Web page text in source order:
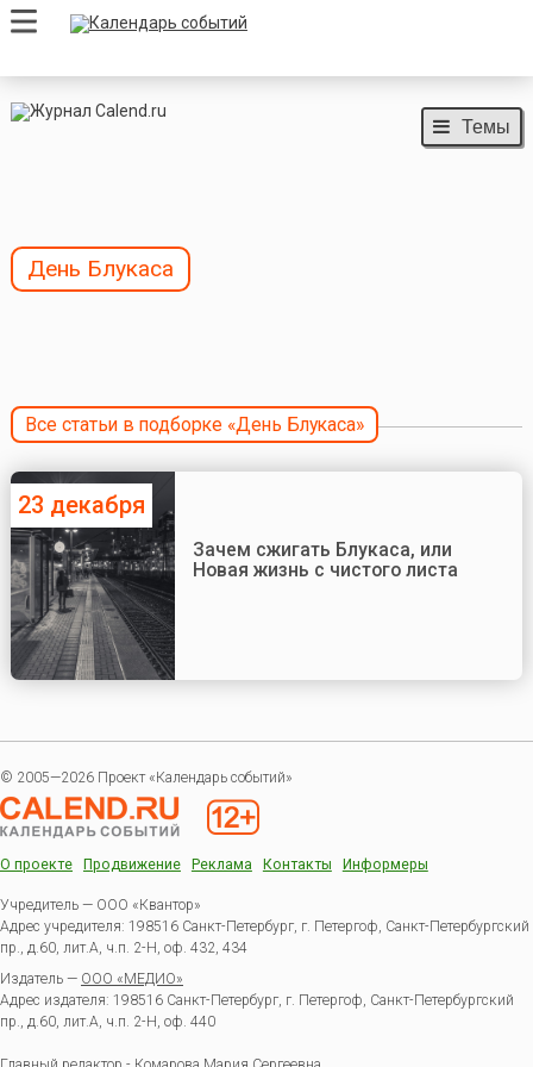
Темы
День Блукаса
Все статьи в подборке «День Блукаса»
23 декабря
Зачем сжигать Блукаса, или
Новая жизнь с чистого листа
© 2005—2026 Проект «Календарь событий»
О проекте Продвижение Реклама Контакты Информеры
Учредитель — ООО «Квантор»
Адрес учредителя: 198516 Санкт-Петербург, г. Петергоф, Санкт-Петербургский
пр., д.60, лит.А, ч.п. 2-Н, оф. 432, 434
Издатель — ООО «МЕДИО»
Адрес издателя: 198516 Санкт-Петербург, г. Петергоф, Санкт-Петербургский
пр., д.60, лит.А, ч.п. 2-Н, оф. 440